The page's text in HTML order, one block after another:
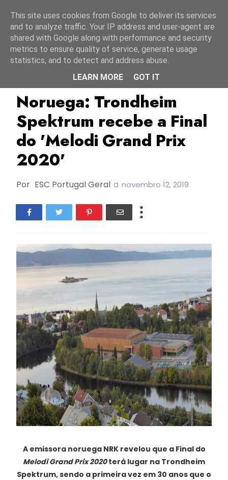
Melodi Grand Prix 2020
Noruega: Trondheim
Spektrum recebe a Final
do 'Melodi Grand Prix
2020'
Por ESC Portugal Geral a novembro 12, 2019
A emissora noruega NRK revelou que a Final do
Melodi Grand Prix 2020terá lugar na Trondheim
Spektrum, sendo a primeira vez em 30 anos que o
This site uses cookies from Google to deliver its services
and to analyze traffic. Your IP address and user-agent are
shared with Google along with performance and security
metrics to ensure quality of service, generate usage
statistics, and to detect and address abuse.
LEARN MORE
GOT IT